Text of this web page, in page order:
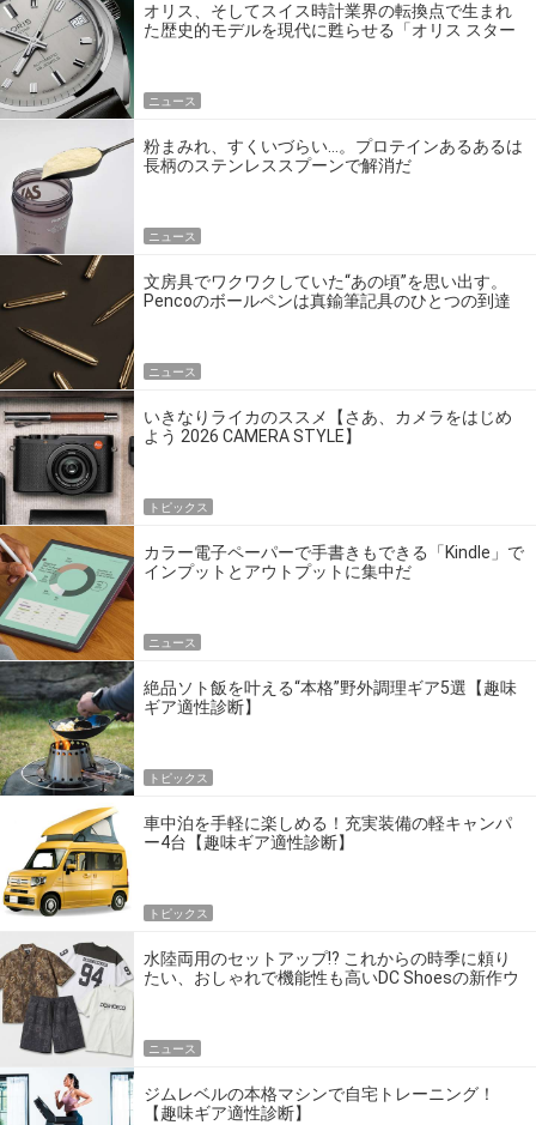
オリス、そしてスイス時計業界の転換点で生まれ
た歴史的モデルを現代に甦らせる「オリス スター
ニュース
粉まみれ、すくいづらい…。プロテインあるあるは
長柄のステンレススプーンで解消だ
ニュース
文房具でワクワクしていた“あの頃”を思い出す。
Pencoのボールペンは真鍮筆記具のひとつの到達
ニュース
いきなりライカのススメ【さあ、カメラをはじめ
よう 2026 CAMERA STYLE】
トピックス
カラー電子ペーパーで手書きもできる「Kindle」で
インプットとアウトプットに集中だ
ニュース
絶品ソト飯を叶える“本格”野外調理ギア5選【趣味
ギア適性診断】
トピックス
車中泊を手軽に楽しめる！充実装備の軽キャンパ
ー4台【趣味ギア適性診断】
トピックス
水陸両用のセットアップ!? これからの時季に頼り
たい、おしゃれで機能性も高いDC Shoesの新作ウ
ニュース
ジムレベルの本格マシンで自宅トレーニング！
【趣味ギア適性診断】